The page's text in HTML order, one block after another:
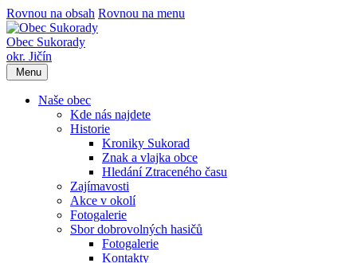
Rovnou na obsah Rovnou na menu
Obec Sukorady
okr. Jičín
Menu
Naše obec
Kde nás najdete
Historie
Kroniky Sukorad
Znak a vlajka obce
Hledání Ztraceného času
Zajímavosti
Akce v okolí
Fotogalerie
Sbor dobrovolných hasičů
Fotogalerie
Kontakty